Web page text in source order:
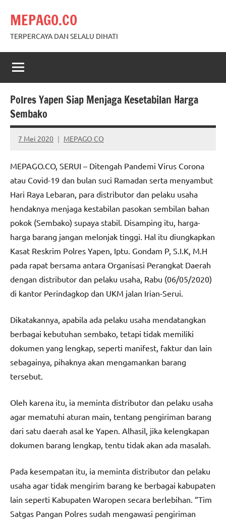
content
MEPAGO.CO
TERPERCAYA DAN SELALU DIHATI
Polres Yapen Siap Menjaga Kesetabilan Harga
Sembako
7 Mei 2020 MEPAGO CO
No
MEPAGO.CO, SERUI – Ditengah Pandemi Virus Corona
atau Covid-19 dan bulan suci Ramadan serta menyambut
Hari Raya Lebaran, para distributor dan pelaku usaha
hendaknya menjaga kestabilan pasokan sembilan bahan
pokok (Sembako) supaya stabil. Disamping itu, harga-
harga barang jangan melonjak tinggi. Hal itu diungkapkan
Kasat Reskrim Polres Yapen, Iptu. Gondam P, S.I.K, M.H
pada rapat bersama antara Organisasi Perangkat Daerah
dengan distributor dan pelaku usaha, Rabu (06/05/2020)
di kantor Perindagkop dan UKM jalan Irian-Serui.
Dikatakannya, apabila ada pelaku usaha mendatangkan
berbagai kebutuhan sembako, tetapi tidak memiliki
dokumen yang lengkap, seperti manifest, faktur dan lain
sebagainya, pihaknya akan mengamankan barang
tersebut.
Oleh karena itu, ia meminta distributor dan pelaku usaha
agar mematuhi aturan main, tentang pengiriman barang
dari satu daerah asal ke Yapen. Alhasil, jika kelengkapan
dokumen barang lengkap, tentu tidak akan ada masalah.
Pada kesempatan itu, ia meminta distributor dan pelaku
usaha agar tidak mengirim barang ke berbagai kabupaten
lain seperti Kabupaten Waropen secara berlebihan. “Tim
Satgas Pangan Polres sudah mengawasi pengiriman